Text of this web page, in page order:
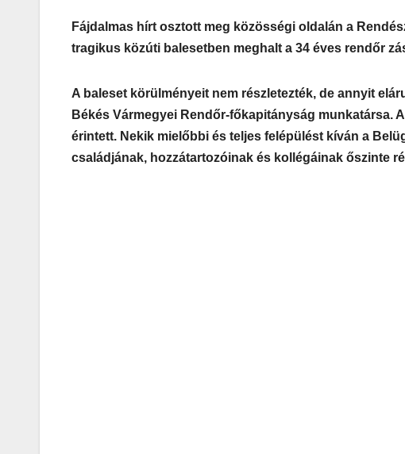
Fájdalmas hírt osztott meg közösségi oldalán a
tragikus közúti balesetben meghalt a 34 éves rendőr
A baleset körülményeit nem részletezték, de annyit
Békés Vármegyei Rendőr-főkapitányság munkatársa.
érintett. Nekik mielőbbi és teljes felépülést kíván a
családjának, hozzátartozóinak és kollégáinak őszinte